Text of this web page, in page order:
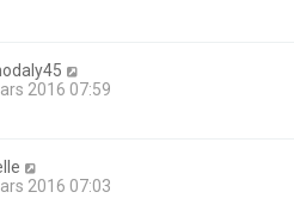
2016 07:59
2016 07:03